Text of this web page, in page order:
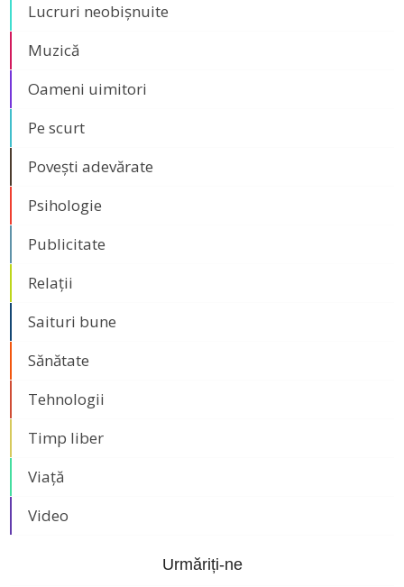
Lucruri neobișnuite
Muzică
Oameni uimitori
Pe scurt
Povești adevărate
Psihologie
Publicitate
Relații
Saituri bune
Sănătate
Tehnologii
Timp liber
Viață
Video
Urmăriți-ne